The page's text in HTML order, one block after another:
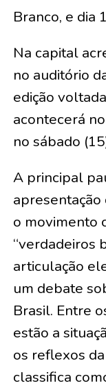
Branco, e dia
Na capital
no auditório
edição
acontecerá
no sábado
A principal
apresentação
o movimento
“verdadeiros
articulação
um debate
Brasil. Entre
estão a
os reflexos
classifica